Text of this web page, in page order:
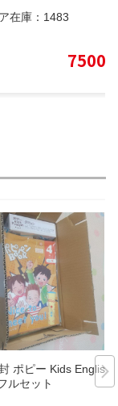
在庫： 1483
7500
ポピー Kids English
ルセット